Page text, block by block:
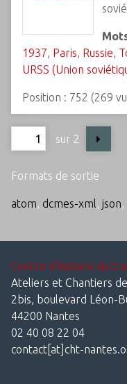
1937, Paris, Russie,
URSS (Union
Position : 752 (269
sur 2
Formats de sortie
atom, dcmes-xml, json,
Centre d'histoire du
Ateliers et Chantiers
2bis, boulevard Léon-
44200 Nantes
02 40 08 22 04
contact[at]cht-